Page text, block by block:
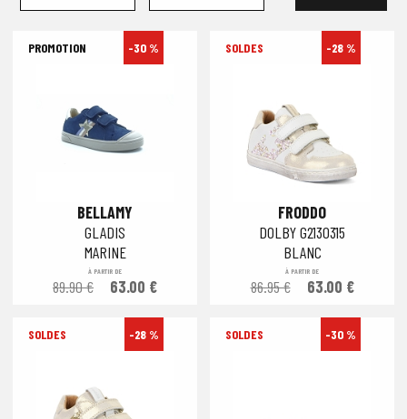
-30 %
BELLAMY
GLADIS
MARINE
À PARTIR DE
89.90 € 63.00 €
-28 %
FRODDO
DOLBY G2130315
BLANC
À PARTIR DE
86.95 € 63.00 €
-28 % -30 %